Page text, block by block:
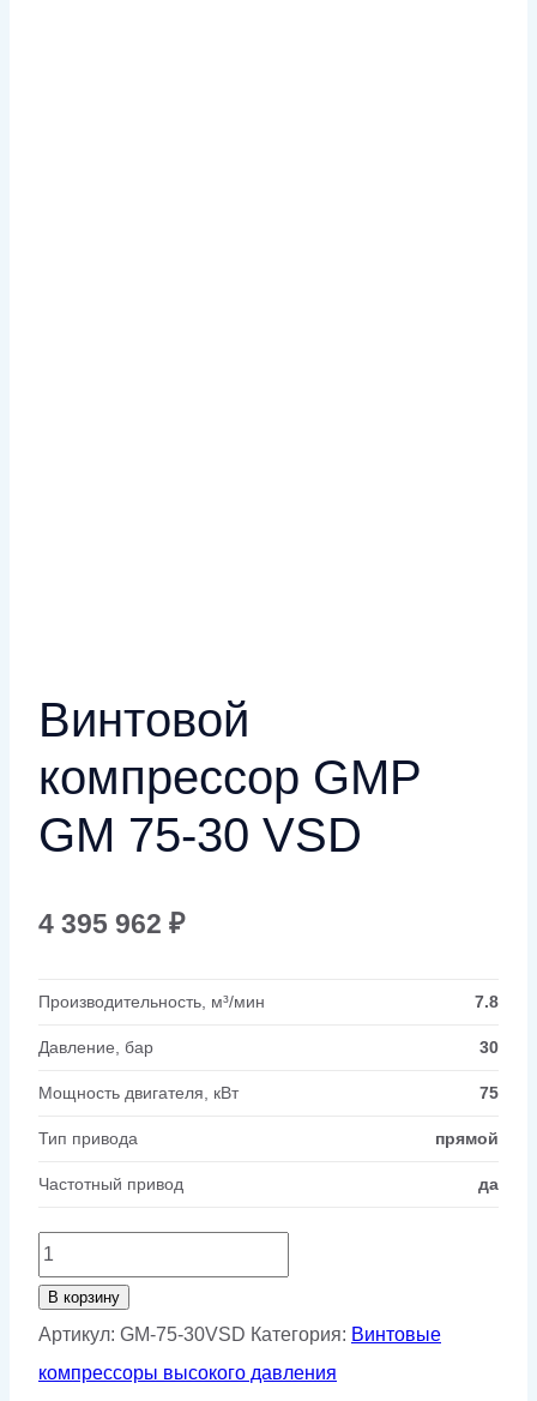
Винтовой
компрессор GMP
GM 75-30 VSD
4 395 962 ₽
Производительность, м³/мин 7.8
Давление, бар 30
Мощность двигателя, кВт 75
Тип привода прямой
Частотный привод да
Количество
товара
Винтовой
компрессор
В корзину
Артикул: GM-75-30VSD Категория: Винтовые
компрессоры высокого давления